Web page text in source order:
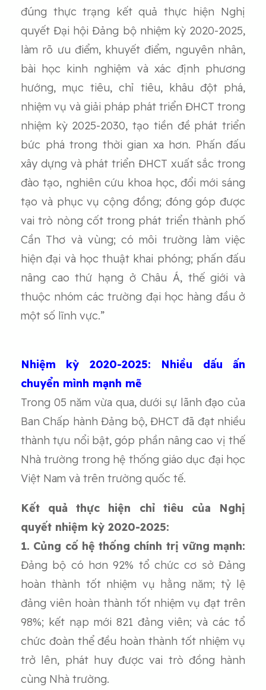
đúng thực trạng kết quả thực hiện Nghị
quyết Đại hội Đảng bộ nhiệm kỳ 2020-2025,
làm rõ ưu điểm, khuyết điểm, nguyên nhân,
bài học kinh nghiệm và xác định phương
hướng, mục tiêu, chỉ tiêu, khâu đột phá,
nhiệm vụ và giải pháp phát triển ĐHCT trong
nhiệm kỳ 2025-2030, tạo tiền đề phát triển
bức phá trong thời gian xa hơn. Phấn đấu
xây dựng và phát triển ĐHCT xuất sắc trong
đào tạo, nghiên cứu khoa học, đổi mới sáng
tạo và phục vụ cộng đồng; đóng góp được
vai trò nòng cốt trong phát triển thành phố
Cần Thơ và vùng; có môi trường làm việc
hiện đại và học thuật khai phóng; phấn đấu
nâng cao thứ hạng ở Châu Á, thế giới và
thuộc nhóm các trường đại học hàng đầu ở
một số lĩnh vực.”
Nhiệm kỳ 2020-2025: Nhiều dấu ấn
chuyển mình mạnh mẽ
Trong 05 năm vừa qua, dưới sự lãnh đạo của
Ban Chấp hành Đảng bộ, ĐHCT đã đạt nhiều
thành tựu nổi bật, góp phần nâng cao vị thế
Nhà trường trong hệ thống giáo dục đại học
Việt Nam và trên trường quốc tế.
Kết quả thực hiện chỉ tiêu của Nghị
quyết nhiệm kỳ 2020-2025:
1. Củng cố hệ thống chính trị vững mạnh:
Đảng bộ có hơn 92% tổ chức cơ sở Đảng
hoàn thành tốt nhiệm vụ hằng năm; tỷ lệ
đảng viên hoàn thành tốt nhiệm vụ đạt trên
98%; kết nạp mới 821 đảng viên; và các tổ
chức đoàn thể đều hoàn thành tốt nhiệm vụ
trở lên, phát huy được vai trò đồng hành
cùng Nhà trường.